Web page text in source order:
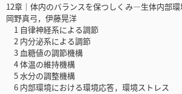
12章｜体内のバランスを保つしくみ―生体内部環
岡野真弓，伊藤晃洋
1 自律神経系による調節
2 内分泌系による調節
3 血糖値の調節機構
4 体温の維持機構
5 水分の調整機構
6 内部環境における環境応答，環境ストレス